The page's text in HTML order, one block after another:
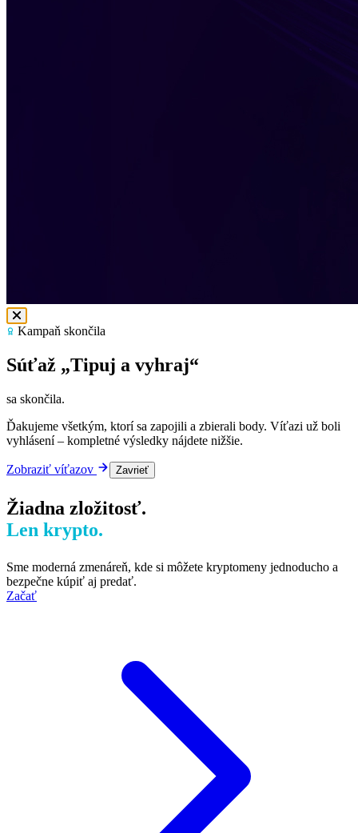
Kampaň skončila
Súťaž „Tipuj a vyhraj“
sa skončila.
Ďakujeme všetkým, ktorí sa zapojili a zbierali body. Víťazi už boli
vyhlásení – kompletné výsledky nájdete nižšie.
Zobraziť víťazov Zavrieť
Žiadna zložitosť.
Len krypto.
Sme moderná zmenáreň, kde si môžete kryptomeny jednoducho a
bezpečne kúpiť aj predať.
Začať